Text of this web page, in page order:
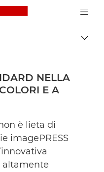
Canon Logo, back
NELLA
E A
è lieta di
imagePRESS
altamente